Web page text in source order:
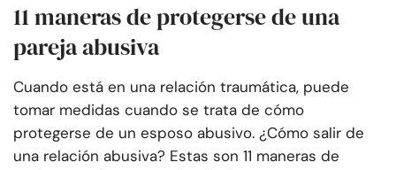
11 maneras de protegerse de una
pareja abusiva
Cuando está en una relación traumática, puede
tomar medidas cuando se trata de cómo
protegerse de un esposo abusivo. ¿Cómo salir de
una relación abusiva? Estas son 11 maneras de